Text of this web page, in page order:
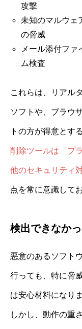
攻撃
未知のマルウェ
の脅威
メール添付ファ
ム検査
これらは、リアル
ソフトや、ブラウ
トの方が得意とす
削除ツールは「プ
他のセキュリティ
点を常に意識して
検出できなか
悪意のあるソフト
行っても、特に脅
は安心材料になりま
しかし、動作の重